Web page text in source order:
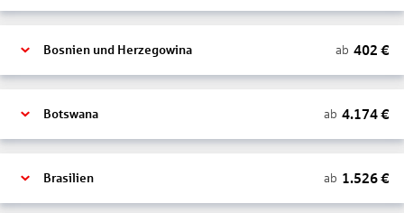
Bosnien und Herzegowina ab 402 €
Botswana ab 4.174€
Brasilien ab 1.526€